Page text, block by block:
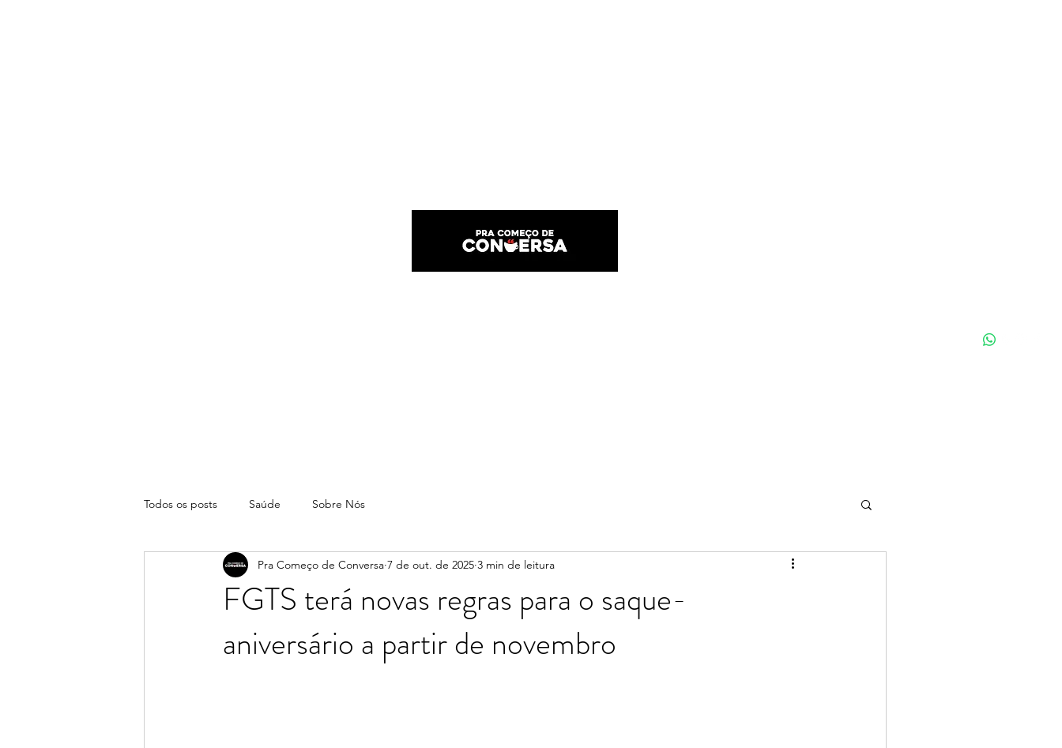
Todos os posts Saúde Sobre Nós
FGTS terá novas regras para o saque-
aniversário a partir de novembro
Pra Começo de Conversa 7 de out. de 2025 3 min de leitura